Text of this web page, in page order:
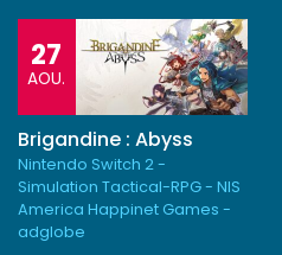
27
AOU.
Brigandine : Abyss
Nintendo Switch 2 -
Simulation Tactical-RPG - NIS
America Happinet Games -
adglobe